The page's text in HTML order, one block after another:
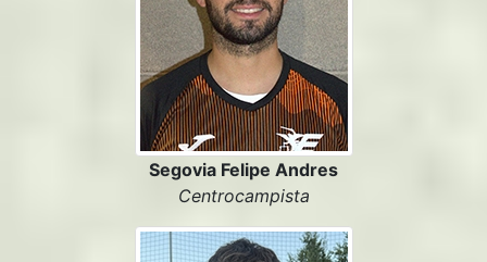
Segovia Felipe Andres
Centrocampista